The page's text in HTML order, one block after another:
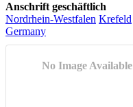
Anschrift geschäftlich
Nordrhein-Westfalen Krefeld
Germany
No Image Available